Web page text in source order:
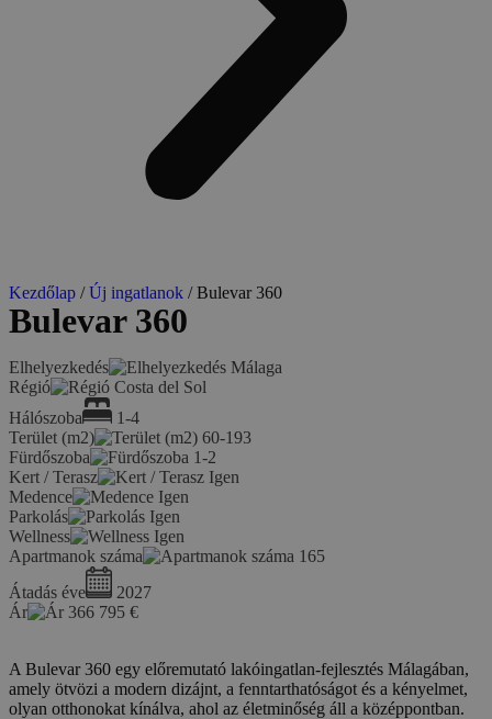
Kezdőlap /Új ingatlanok / Bulevar 360
Bulevar 360
Elhelyezkedés
Málaga
Régió
Costa del Sol
Hálószoba
1-4
Terület (m2)
60-193
Fürdőszoba
1-2
Kert / Terasz
Igen
Medence
Igen
Parkolás
Igen
Wellness
Igen
Apartmanok száma
165
Átadás éve
2027
Ár
366 795 €
A Bulevar 360 egy előremutató lakóingatlan-fejlesztés Málagában,
amely ötvözi a modern dizájnt, a fenntarthatóságot és a kényelmet,
olyan otthonokat kínálva, ahol az életminőség áll a középpontban.